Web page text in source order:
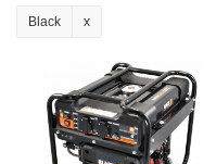
Black